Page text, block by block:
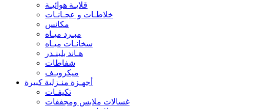
قلايـة هوائيـة
خلاطـات و عجـانـات
مكانس
مبـرد ميـاه
سخانـات ميـاه
هـاند بلينـدر
شفاطات
ميكرويـف
أجهـزة منـزلية كبيرة
تكيفـات
غسالات ملابس ومجففات